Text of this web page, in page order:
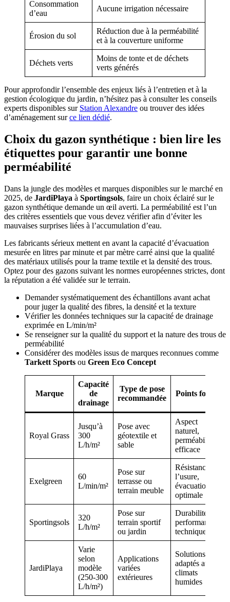
Consommation
d’eau
Aucune irrigation nécessaire
Érosion du sol
Réduction due à la perméabilité
et à la couverture uniforme
Déchets verts
Moins de tonte et de déchets
verts générés
Pour approfondir l’ensemble des enjeux liés à l’entretien et à la
gestion écologique du jardin, n’hésitez pas à consulter les conseils
experts disponibles sur Station Alexandre ou trouver des idées
d’aménagement surce lien dédié.
Choix du gazon synthétique : bien lire les
étiquettes pour garantir une bonne
perméabilité
Dans la jungle des modèles et marques disponibles sur le marché en
2025, de JardiPlaya à Sportingsols, faire un choix éclairé sur le
gazon synthétique demande un œil averti. La perméabilité est l’un
des critères essentiels que vous devez vérifier afin d’éviter les
mauvaises surprises liées à l’accumulation d’eau.
Les fabricants sérieux mettent en avant la capacité d’évacuation
mesurée en litres par minute et par mètre carré ainsi que la qualité
des matériaux utilisés pour la trame textile et la densité des trous.
Optez pour des gazons suivant les normes européennes strictes, dont
la réputation a été validée sur le terrain.
Demander systématiquement des échantillons avant achat
pour juger la qualité des fibres, la densité et la texture
Vérifier les données techniques sur la capacité de drainage
exprimée en L/min/m²
Se renseigner sur la qualité du support et la nature des trous de
perméabilité
Considérer des modèles issus de marques reconnues comme
Tarkett Sports ou Green Eco Concept
Marque
Capacité
de
drainage
Type de pose
recommandée
Points forts
Royal Grass
Jusqu’à
300
L/h/m²
Pose avec
géotextile et
sable
Aspect
naturel,
perméabilité
efficace
Exelgreen
60
L/min/m²
Pose sur
terrasse ou
terrain meuble
Résistance à
l’usure,
évacuation
optimale
Sportingsols
320
L/h/m²
Pose sur
terrain sportif
ou jardin
Durabilité,
performance
technique
JardiPlaya
Varie
selon
modèle
(250-300
L/h/m²)
Applications
variées
extérieures
Solutions
adaptés aux
climats
humides